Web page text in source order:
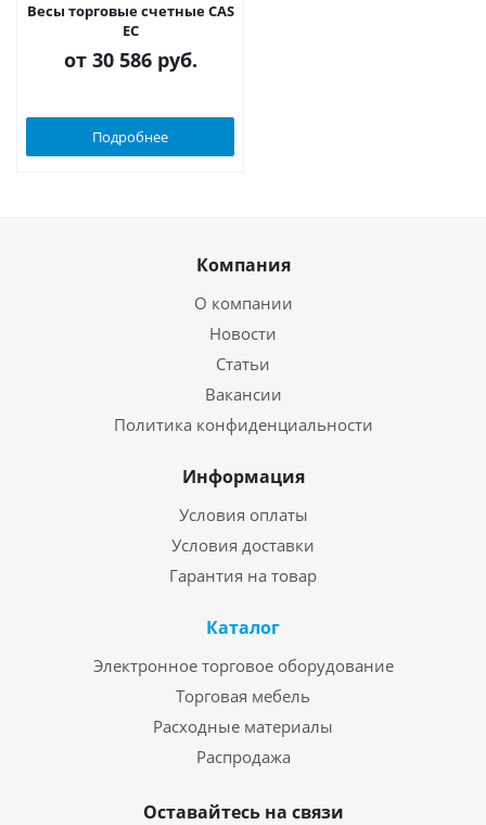
Весы торговые счетные CAS
EC
от 30 586 руб.
Подробнее
Компания
О компании
Новости
Статьи
Вакансии
Политика конфиденциальности
Информация
Условия оплаты
Условия доставки
Гарантия на товар
Каталог
Электронное торговое оборудование
Торговая мебель
Расходные материалы
Распродажа
Оставайтесь на связи